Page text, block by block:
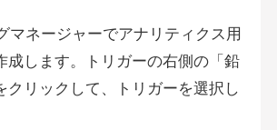
マネージャーでアナリティクス用
成します。トリガーの右側の「鉛
クリックして、トリガーを選択し